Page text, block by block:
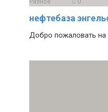
нефтебаза
Добро пожаловать на